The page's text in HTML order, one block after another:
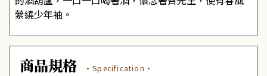
縈繞少年袖。
商品規格 ·Specification·